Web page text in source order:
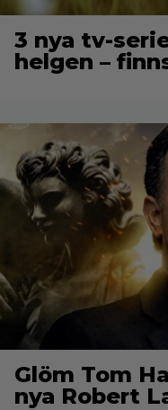
3 nya tv-
helgen –
Glöm Tom
nya Robert